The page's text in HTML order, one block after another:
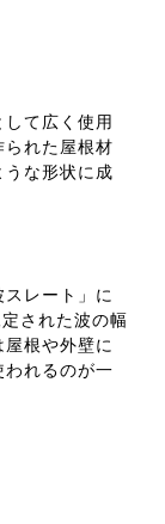
て広く使用
れた屋根材
な形状に成
レート」に
された波の幅
根や外壁に
れるのが一